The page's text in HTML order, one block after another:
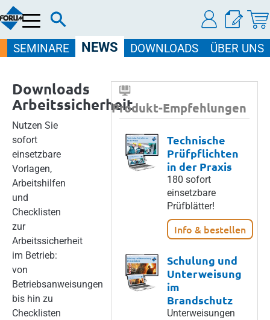
Menü
SEMINARE NEWS DOWNLOADS ÜBER UNS
Downloads
Arbeitssicherheit
Nutzen Sie
sofort
einsetzbare
Vorlagen,
Arbeitshilfen
und
Checklisten
zur
Arbeitssicherheit
im Betrieb:
von
Betriebsanweisungen
bis hin zu
Checklisten
Produkt-Empfehlungen
Technische
Prüfpflichten
in der Praxis
180 sofort
einsetzbare
Prüfblätter!
Info & bestellen
Schulung und
Unterweisung
im
Brandschutz
Unterweisungen